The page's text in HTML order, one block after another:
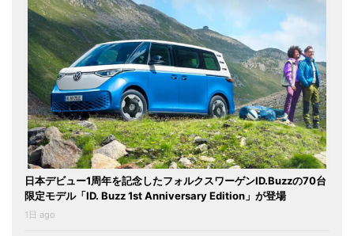
日本デビュー1周年を記念したフォルクスワーゲンID.Buzzの70台
限定モデル「ID. Buzz 1st Anniversary Edition」が登場
1日 ago